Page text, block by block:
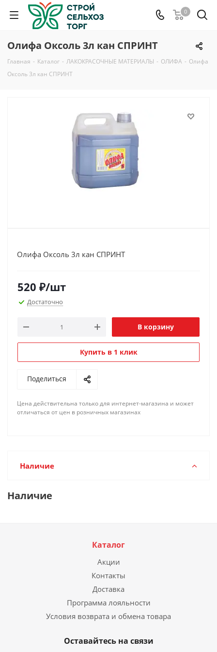
0
Олифа Оксоль 3л кан СПРИНТ
Главная - Каталог - ЛАКОКРАСОЧНЫЕ МАТЕРИАЛЫ - ОЛИФА - Олифа
Оксоль 3л кан СПРИНТ
Олифа Оксоль 3л кан СПРИНТ
520 ₽/шт
Достаточно
В корзину
Купить в 1 клик
Поделиться
Цена действительна только для интернет-магазина и может
отличаться от цен в розничных магазинах
Наличие
Наличие
Каталог
Акции
Контакты
Доставка
Программа лояльности
Условия возврата и обмена товара
Оставайтесь на связи